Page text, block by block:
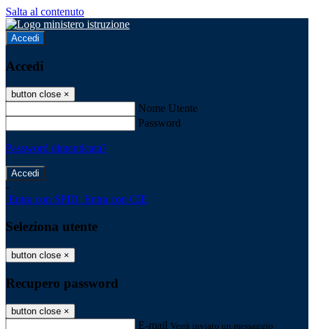
Salta al contenuto
Accedi
Accedi
button close ×
Nome Utente
Password
Password dimenticata?
-
Entra con SPID Entra con CIE
Seleziona utente
button close ×
Recupero password
button close ×
E-mail Verrà inviato un messaggio